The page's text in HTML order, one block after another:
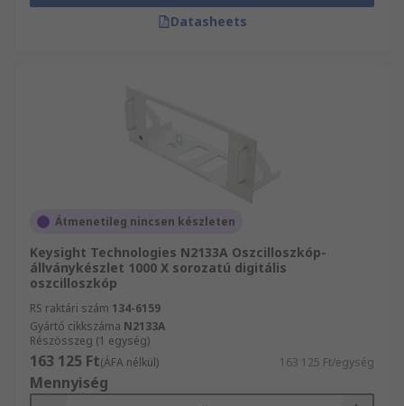
Datasheets
Átmenetileg nincsen készleten
Keysight Technologies N2133A Oszcilloszkóp-
állványkészlet 1000 X sorozatú digitális
oszcilloszkóp
RS raktári szám 134-6159
Gyártó cikkszáma N2133A
Részösszeg (1 egység)
163 125 Ft(ÁFA nélkül) 163 125 Ft/egység
Mennyiség